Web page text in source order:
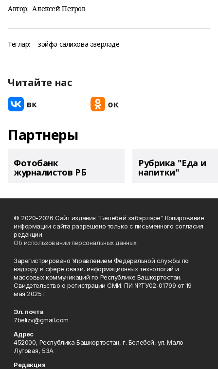
Автор: Алексей Петров
Теглар: зәйфә салихова әзерләде
Читайте нас
Партнеры
Фотобанк
журналистов РБ
Рубрика "Еда и
напитки"
© 2020-2026 Сайт издания "Белебей хэбэрлэре" Копирование
информации сайта разрешено только с письменного согласия
редакции
Об использовании персональных данных
Зарегистрировано Управлением Федеральной службы по
надзору в сфере связи, информационных технологий и
массовых коммуникаций по Республике Башкортостан.
Свидетельство о регистрации СМИ: ПИ №ТУ02-01799 от 19
мая 2025 г.
Эл. почта
7belizv@gmail.com
Адрес
452000, Республика Башкортостан, г. Белебей, ул. Мало
Луговая, 53А
Редакция